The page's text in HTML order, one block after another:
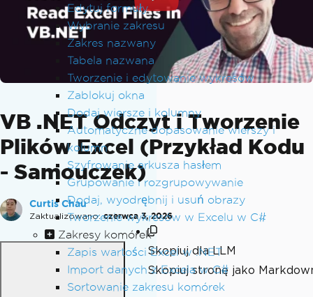
Edytuj formuły
Wybranie zakresu
Zakres nazwany
Tabela nazwana
Tworzenie i edytowanie wykresów
Zablokuj okna
Dodaj wiersze i kolumny
Automatyczne dopasowanie wierszy i
kolumn
Szyfrowanie arkusza hasłem
Grupowanie i rozgrupowywanie
Dodaj, wyodrębnij i usuń obrazy
Tworzenie wykresów w Excelu w C#
Zakresy komórek
Zapis wartości Excel w .NET
Import danych z Excela w C#
Sortowanie zakresu komórek
VB .NET Odczyt i Tworzenie
Plików Excel (Przykład Kodu
- Samouczek)
Curtis Chau
Zaktualizowano: czerwca 3, 2026
Skopiuj dla LLM
Skopiuj stronę jako